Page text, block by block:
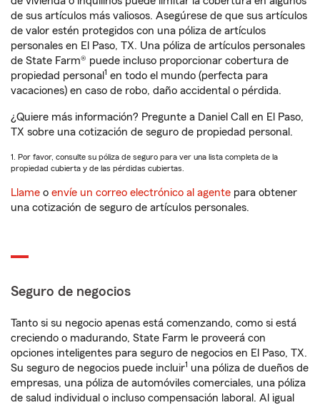
de sus artículos más valiosos. Asegúrese de que sus artículos
de valor estén protegidos con una póliza de artículos
personales en El Paso, TX. Una póliza de artículos personales
de State Farm® puede incluso proporcionar cobertura de
propiedad personal 1 en todo el mundo (perfecta para
vacaciones) en caso de robo, daño accidental o pérdida.
¿Quiere más información? Pregunte a Daniel Call en El Paso,
TX sobre una cotización de seguro de propiedad personal.
1. Por favor, consulte su póliza de seguro para ver una lista completa de la
propiedad cubierta y de las pérdidas cubiertas.
Llame o envíe un correo electrónico al agente para obtener
una cotización de seguro de artículos personales.
Seguro de negocios
Tanto si su negocio apenas está comenzando, como si está
creciendo o madurando, State Farm le proveerá con
opciones inteligentes para seguro de negocios en El Paso, TX.
Su seguro de negocios puede incluir1 una póliza de dueños de
empresas, una póliza de automóviles comerciales, una póliza
de salud individual o incluso compensación laboral. Al igual